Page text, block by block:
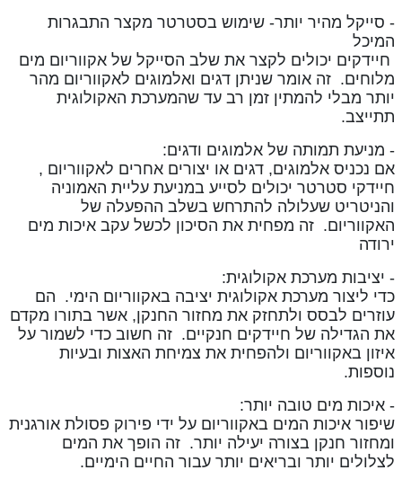
- סייקל מהיר יותר- שימוש בסטרטר מקצר התבגרות
המיכל
חיידקים יכולים לקצר את שלב הסייקל של אקווריום מים
מלוחים. זה אומר שניתן דגים ואלמוגים לאקווריום מהר
יותר מבלי להמתין זמן רב עד שהמערכת האקולוגית
תתייצב.
- מניעת תמותה של אלמוגים ודגים:
אם נכניס אלמוגים, דגים או יצורים אחרים לאקווריום ,
חיידקי סטרטר יכולים לסייע במניעת עליית האמוניה
והניטריט שעלולה להתרחש בשלב ההפעלה של
האקווריום. זה מפחית את הסיכון לכשל עקב איכות מים
ירודה
- יציבות מערכת אקולוגית:
כדי ליצור מערכת אקולוגית יציבה באקווריום הימי. הם
עוזרים לבסס ולתחזק את מחזור החנקן, אשר בתורו מקדם
את הגדילה של חיידקים חנקיים. זה חשוב כדי לשמור על
איזון באקווריום ולהפחית את צמיחת האצות ובעיות
נוספות.
- איכות מים טובה יותר:
שיפור איכות המים באקווריום על ידי פירוק פסולת אורגנית
ומחזור חנקן בצורה יעילה יותר. זה הופך את המים
לצלולים יותר ובריאים יותר עבור החיים הימיים.